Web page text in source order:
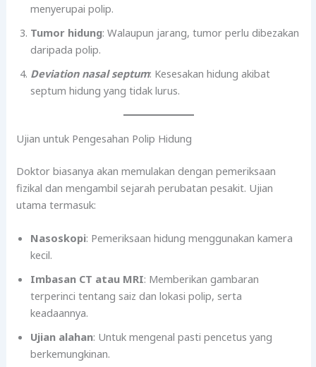
menyerupai polip.
Tumor hidung: Walaupun jarang, tumor perlu dibezakan
daripada polip.
Deviation nasal septum: Kesesakan hidung akibat
septum hidung yang tidak lurus.
Ujian untuk Pengesahan Polip Hidung
Doktor biasanya akan memulakan dengan pemeriksaan
fizikal dan mengambil sejarah perubatan pesakit. Ujian
utama termasuk:
Nasoskopi: Pemeriksaan hidung menggunakan kamera
kecil.
Imbasan CT atau MRI: Memberikan gambaran
terperinci tentang saiz dan lokasi polip, serta
keadaannya.
Ujian alahan: Untuk mengenal pasti pencetus yang
berkemungkinan.